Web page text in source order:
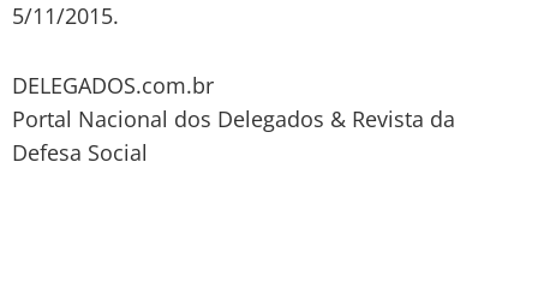
5/11/2015.
DELEGADOS.com.br
Portal Nacional dos Delegados & Revista da
Defesa Social